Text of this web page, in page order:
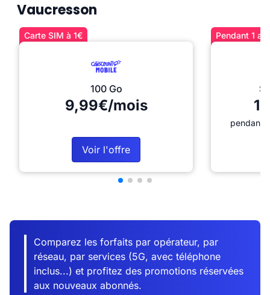
Vaucresson
Carte SIM à 1€
100 Go
9,99€/mois
Voir l'offre
Pendant 1
pendant
Comparez les forfaits par opérateur, par
réseau, par services (5G, avec téléphone
inclus...) et profitez des promotions réservées
aux nouveaux abonnés.